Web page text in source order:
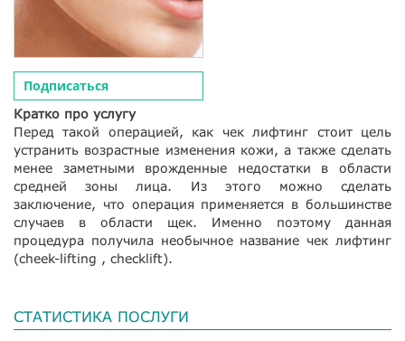
Подписаться
Кратко про услугу
Перед такой операцией, как чек лифтинг стоит цель
устранить возрастные изменения кожи, а также сделать
менее заметными врожденные недостатки в области
средней зоны лица. Из этого можно сделать
заключение, что операция применяется в большинстве
случаев в области щек. Именно поэтому данная
процедура получила необычное название чек лифтинг
(cheek-lifting , checklift).
СТАТИСТИКА ПОСЛУГИ